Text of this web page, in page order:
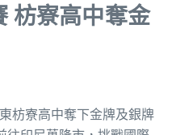
枋寮高中奪金
枋寮高中奪下金牌及銀牌